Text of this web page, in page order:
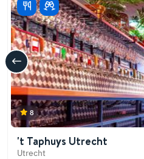
8
't Taphuys Utrecht
Utrecht